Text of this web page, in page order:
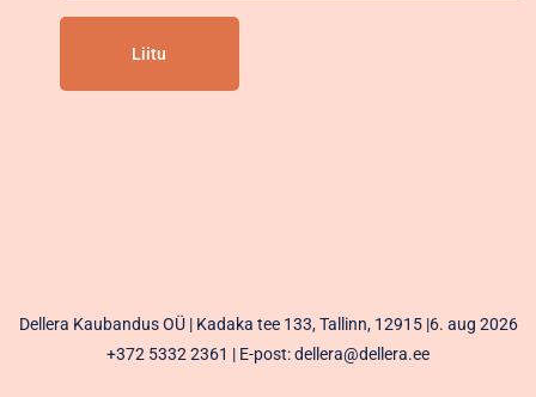
Dellera Kaubandus OÜ | Kadaka tee 133, Tallinn, 12915 |6. aug 2026
+372 5332 2361 | E-post: dellera@dellera.ee